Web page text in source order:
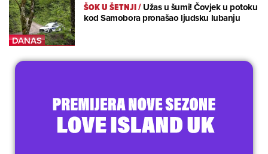
ŠOK U ŠETNJI/Užas u šumi! Čovjek u potoku
kod Samobora pronašao ljudsku lubanju